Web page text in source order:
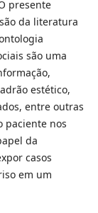
presente
da literatura
são uma
estético,
entre outras
paciente nos
da
casos
em um